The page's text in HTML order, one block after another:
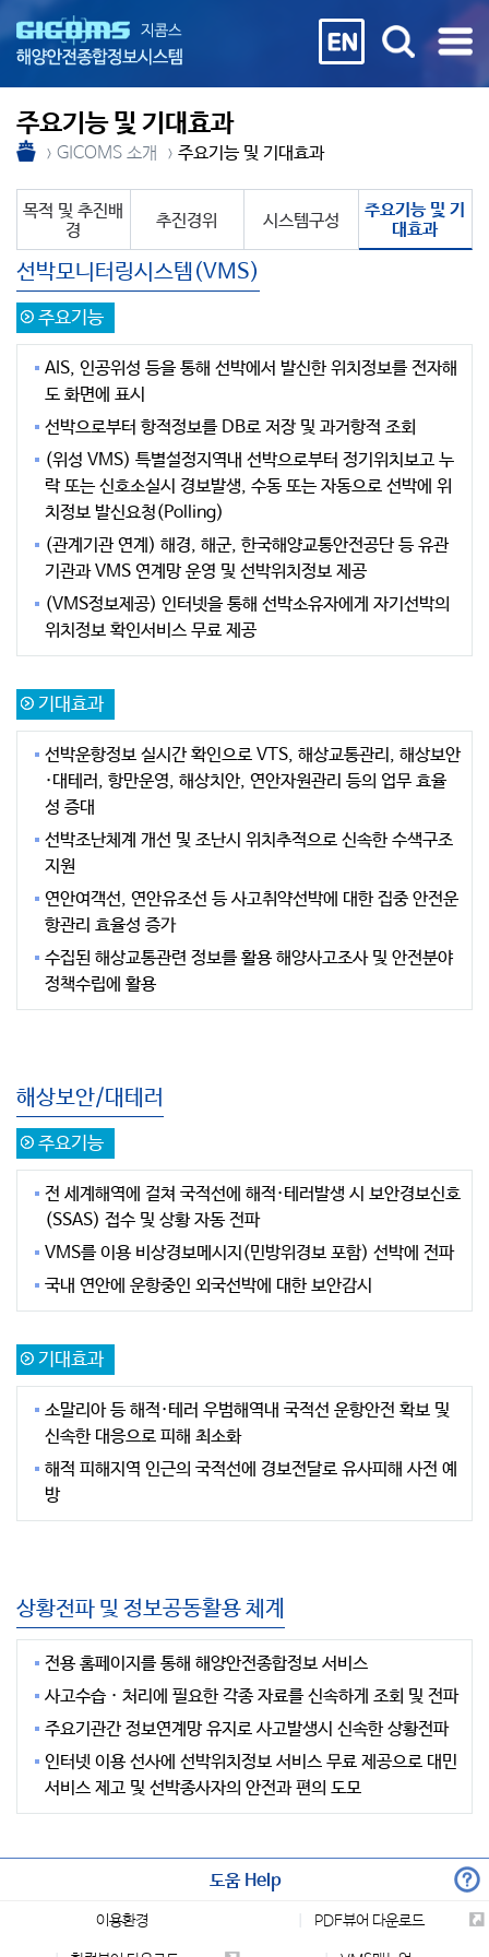
주요기능 및 기대효과
GICOMS 소개 주요기능 및 기대효과
목적 및 추진배
경
추진경위 시스템구성
주요기능 및 기
대효과
선박모니터링시스템(VMS)
주요기능
AIS, 인공위성 등을 통해 선박에서 발신한 위치정보를 전자해
도 화면에 표시
선박으로부터 항적정보를 DB로 저장 및 과거항적 조회
(위성 VMS) 특별설정지역내 선박으로부터 정기위치보고 누
락 또는 신호소실시 경보발생, 수동 또는 자동으로 선박에 위
치정보 발신요청(Polling)
(관계기관 연계) 해경, 해군, 한국해양교통안전공단 등 유관
기관과 VMS 연계망 운영 및 선박위치정보 제공
(VMS정보제공) 인터넷을 통해 선박소유자에게 자기선박의
위치정보 확인서비스 무료 제공
기대효과
선박운항정보 실시간 확인으로 VTS, 해상교통관리, 해상보안
·대테러, 항만운영, 해상치안, 연안자원관리 등의 업무 효율
성 증대
선박조난체계 개선 및 조난시 위치추적으로 신속한 수색구조
지원
연안여객선, 연안유조선 등 사고취약선박에 대한 집중 안전운
항관리 효율성 증가
수집된 해상교통관련 정보를 활용 해양사고조사 및 안전분야
정책수립에 활용
해상보안/대테러
주요기능
전 세계해역에 걸쳐 국적선에 해적·테러발생 시 보안경보신호
(SSAS) 접수 및 상황 자동 전파
VMS를 이용 비상경보메시지(민방위경보 포함) 선박에 전파
국내 연안에 운항중인 외국선박에 대한 보안감시
기대효과
소말리아 등 해적·테러 우범해역내 국적선 운항안전 확보 및
신속한 대응으로 피해 최소화
해적 피해지역 인근의 국적선에 경보전달로 유사피해 사전 예
방
상황전파 및 정보공동활용 체계
전용 홈페이지를 통해 해양안전종합정보 서비스
사고수습 · 처리에 필요한 각종 자료를 신속하게 조회 및 전파
주요기관간 정보연계망 유지로 사고발생시 신속한 상황전파
인터넷 이용 선사에 선박위치정보 서비스 무료 제공으로 대민
서비스 제고 및 선박종사자의 안전과 편의 도모
도움 Help
이용환경 PDF뷰어 다운로드